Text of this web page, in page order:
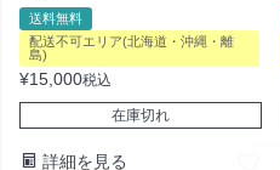
送料無料
配送不可エリア(北海道・沖縄・離
島)
¥15,000税込
在庫切れ
詳細を見る